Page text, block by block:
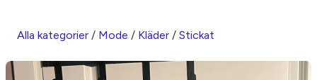
Alla kategorier / Mode / Kläder / Stickat